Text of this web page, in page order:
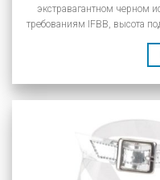
экстравагантном черном
требованиям IFBB, высота